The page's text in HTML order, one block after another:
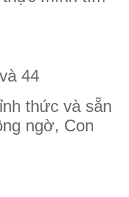
44
thức và sẵn
ngờ, Con